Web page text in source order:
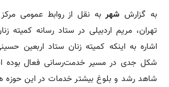
به گزارش شهر به نقل از روابط عمومی
تهران، مریم اردبیلی در ستاد رسانه کمیته
اشاره به اینکه کمیته زنان ستاد اربعین
شکل جدی در مسیر خدمت‌رسانی فعال بوده
شاهد رشد و بلوغ بیشتر خدمات در این